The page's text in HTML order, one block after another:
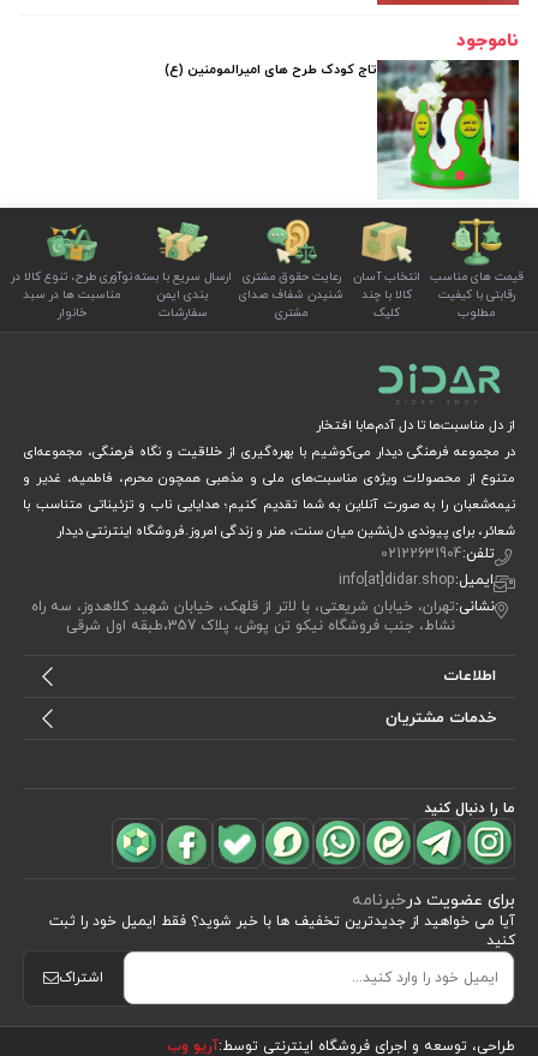
مشاهده محصولات(8)
ناموجود
تاج کودک طرح های امیرالمومنین (ع)
قیمت های مناسب
رقابتی با کیفیت
مطلوب
انتخاب آسان
کالا با چند
کلیک
رعایت حقوق مشتری
شنیدن شفاف صدای
مشتری
ارسال سریع با بسته
بندی ایمن
سفارشات
نوآوری طرح، تنوع کالا در
مناسبت ها در سبد
خانوار
از دل مناسبت‌ها تا دل آدم‌هابا افتخار
در مجموعه فرهنگی دیدار می‌کوشیم با بهره‌گیری از خلاقیت و نگاه فرهنگی، مجموعه‌ای
متنوع از محصولات ویژه‌ی مناسبت‌های ملی و مذهبی همچون محرم، فاطمیه، غدیر و
نیمه‌شعبان را به صورت آنلاین به شما تقدیم کنیم؛ هدایایی ناب و تزئیناتی متناسب با
شعائر، برای پیوندی دل‌نشین میان سنت، هنر و زندگی امروز.فروشگاه اینترنتی دیدار
تلفن:02122631904
ایمیل:info[at]didar.shop
نشانی:تهران، خیابان شریعتی، با لاتر از قلهک، خیابان شهید کلاهدوز، سه راه
نشاط، جنب فروشگاه نیکو تن پوش، پلاک 357،طبقه اول شرقی
اطلاعات
خدمات مشتریان
ما را دنبال کنید
برای عضویت درخبرنامه
آیا می خواهید از جدید‌ترین تخفیف‌ ها با‌ خبر شوید؟ فقط ایمیل خود را ثبت
کنید
اشتراک
طراحی، توسعه و اجرای فروشگاه اینترنتی توسط:آریو وب